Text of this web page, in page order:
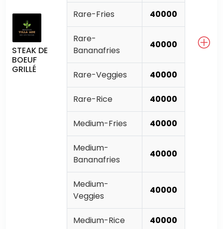
STEAK DE
BOEUF
GRILLÉ
Rare-Fries 40000
Rare-
Bananafries
40000
Rare-Veggies 40000
Rare-Rice 40000
Medium-Fries 40000
Medium-
Bananafries
40000
Medium-
Veggies
40000
Medium-Rice 40000